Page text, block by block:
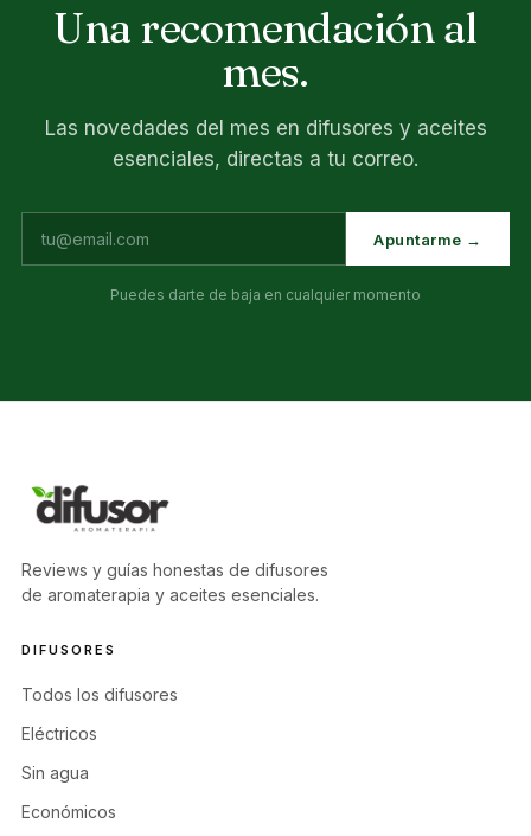
Una recomendación al
mes.
Las novedades del mes en difusores y aceites
esenciales, directas a tu correo.
Apuntarme →
Puedes darte de baja en cualquier momento
Reviews y guías honestas de difusores
de aromaterapia y aceites esenciales.
DIFUSORES
Todos los difusores
Eléctricos
Sin agua
Económicos